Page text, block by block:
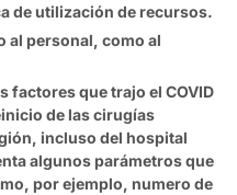
de utilización de recursos.
al personal, como al
factores que trajo el COVID
de las cirugías
incluso del hospital
algunos parámetros que
por ejemplo, numero de